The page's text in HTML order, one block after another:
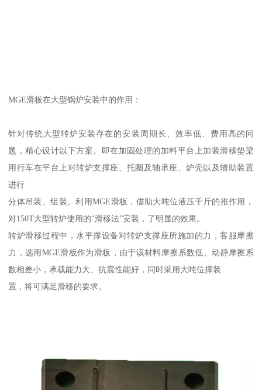
MGE滑板在大型锅炉安装中的作用：
针对传统大型转炉安装存在的安装周期长、效率低、费用高的问
题，精心设计以下方案。即在加固处理的加料平台上加装滑移垫梁
用行车在平台上对转炉支撑座、托圈及轴承座、炉壳以及辅助装置
进行
分体吊装、组装。利用MGE滑板，借助大吨位液压千斤的推作用，
对150T大型转炉使用的“滑移法”安装，了明显的效果。
转炉滑移过程中，水平撑设备对转炉支撑座所施加的力，客服摩擦
力，选用MGE滑板作为滑板，由于该材料摩擦系数低、动静摩擦系
数相差小，承载能力大、抗震性能好，同时采用大吨位撑装
置，将可满足滑移的要求。